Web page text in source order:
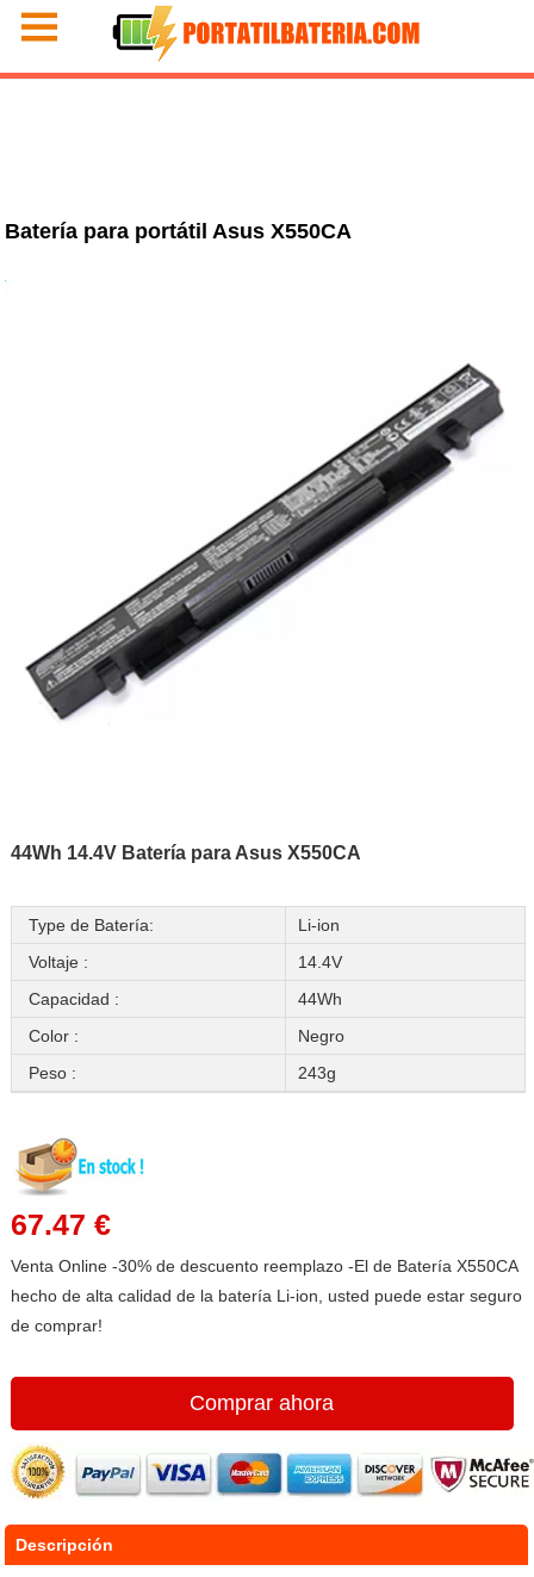
Batería para portátil Asus X550CA
44Wh 14.4V Batería para Asus X550CA
Type de Batería:
Li-ion
Voltaje :
14.4V
Capacidad :
44Wh
Color :
Negro
Peso :
243g
67.47 €
Venta Online -30% de descuento reemplazo -El de Batería X550CA
hecho de alta calidad de la batería Li-ion, usted puede estar seguro
de comprar!
Comprar ahora
Descripción